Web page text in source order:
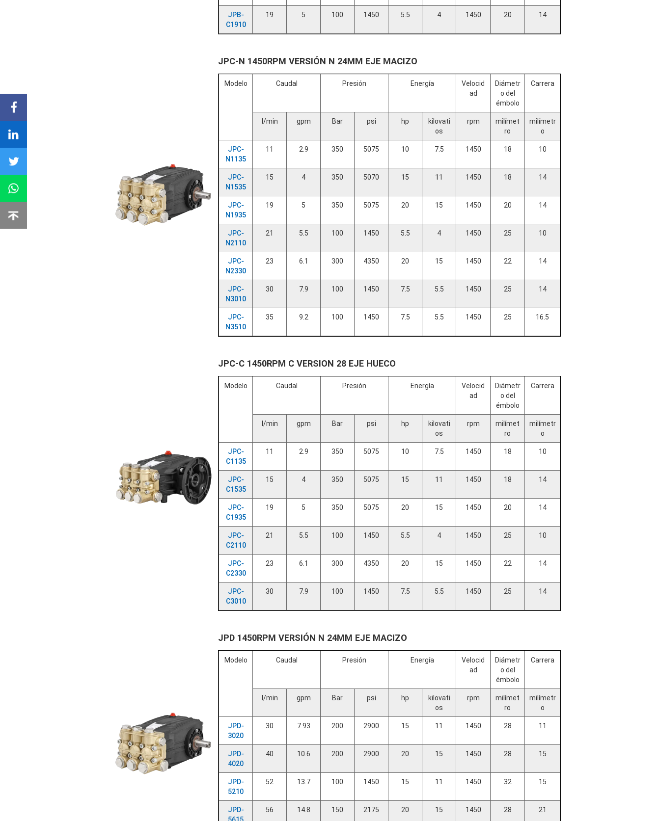
JPB-
C1910
19 5 100 1450 5.5 4 1450 20 14
JPC-N 1450RPM VERSIÓN N 24MM EJE MACIZO
Modelo Caudal Presión Energía
Velocid
ad
Diámetr
o del
émbolo
Carrera
l/min gpm Bar psi hp
kilovati
os
rpm
milímet
ro
milímetr
o
JPC-
N1135
11 2.9 350 5075 10 7.5 1450 18 10
JPC-
N1535
15 4 350 5070 15 11 1450 18 14
JPC-
N1935
19 5 350 5075 20 15 1450 20 14
JPC-
N2110
21 5.5 100 1450 5.5 4 1450 25 10
JPC-
N2330
23 6.1 300 4350 20 15 1450 22 14
JPC-
N3010
30 7.9 100 1450 7.5 5.5 1450 25 14
JPC-
N3510
35 9.2 100 1450 7.5 5.5 1450 25 16.5
JPC-C 1450RPM C VERSION 28 EJE HUECO
Modelo Caudal Presión Energía
Velocid
ad
Diámetr
o del
émbolo
Carrera
l/min gpm Bar psi hp
kilovati
os
rpm
milímet
ro
milímetr
o
JPC-
C1135
11 2.9 350 5075 10 7.5 1450 18 10
JPC-
C1535
15 4 350 5075 15 11 1450 18 14
JPC-
C1935
19 5 350 5075 20 15 1450 20 14
JPC-
C2110
21 5.5 100 1450 5.5 4 1450 25 10
JPC-
C2330
23 6.1 300 4350 20 15 1450 22 14
JPC-
C3010
30 7.9 100 1450 7.5 5.5 1450 25 14
JPD 1450RPM VERSIÓN N 24MM EJE MACIZO
Modelo Caudal Presión Energía
Velocid
ad
Diámetr
o del
émbolo
Carrera
l/min gpm Bar psi hp
kilovati
os
rpm
milímet
ro
milímetr
o
JPD-
3020
30 7.93 200 2900 15 11 1450 28 11
JPD-
4020
40 10.6 200 2900 20 15 1450 28 15
JPD-
5210
52 13.7 100 1450 15 11 1450 32 15
JPD-
56 14.8 150 2175 20 15 1450 28 21